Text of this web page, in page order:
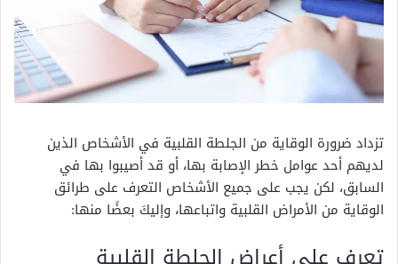
تزداد ضرورة الوقاية من الجلطة القلبية في الأشخاص الذين
لديهم أحد عوامل خطر الإصابة بها، أو قد أصيبوا بها في
السابق، لكن يجب على جميع الأشخاص التعرف على طرائق
الوقاية من الأمراض القلبية واتباعها، وإليكَ بعضًا منها: